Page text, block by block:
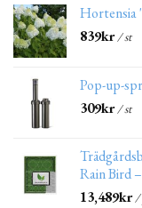
Hortensia
839kr/ st
Pop-up-
309kr/ st
Rain Bird
13,489kr/